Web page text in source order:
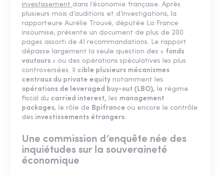
investissement dans l’économie française. Après
plusieurs mois d’auditions et d’investigations, la
rapporteure Aurélie Trouvé, députée La France
insoumise, présente un document de plus de 200
pages assorti de 41 recommandations. Le rapport
dépasse largement la seule question des « fonds
vautours » ou des opérations spéculatives les plus
controversées. Il cible plusieurs mécanismes
centraux du private equity notamment les
opérations de leveraged buy-out (LBO), le régime
fiscal du carried interest, les management
packages, le rôle de Bpifrance ou encore le contrôle
des investissements étrangers.
Une commission d’enquête née des
inquiétudes sur la souveraineté
économique